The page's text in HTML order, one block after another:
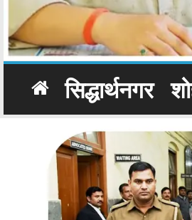
सिद्धार्थनगर